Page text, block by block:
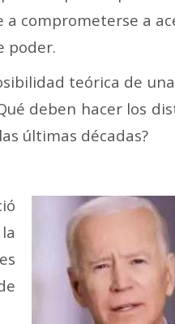
comprometerse a
poder.
teórica de
deben hacer los
últimas décadas?